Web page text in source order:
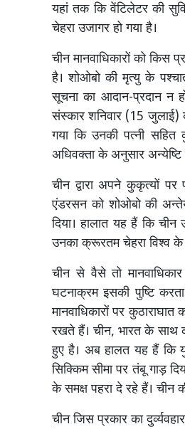
यहां तक कि वेंटिलेटर की
चेहरा उजागर हो गया है।
चीन मानवाधिकारों को
है। शोओबो की मृत्यु के
सूचना का आदान-प्रदान न
संस्कार शनिवार (15 जुलाई)
गया कि उनकी पत्नी सहित
अधिवक्ता के अनुसार
चीन द्वारा अपने कुकृत्यों
एंडरसन को शोओबो की
दिया। हालात यह हैं कि
उनका क्रूरतम चेहरा विश्व के
चीन से वैसे तो
घटनाक्रम इसकी पुष्टि
मानवाधिकारों पर
रखते हैं। चीन, भारत के साथ
हुए है। अब हालत यह हैं कि
सिक्किम सीमा पर तंबू गाड़
के समक्ष पहरा दे रहे हैं। चीन
चीन जिस प्रकार का